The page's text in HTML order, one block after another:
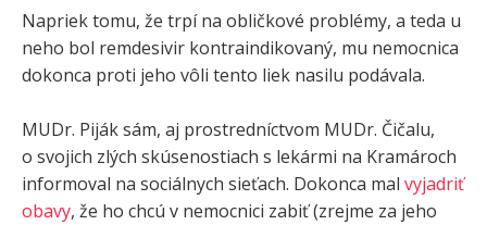
Napriek tomu, že trpí na obličkové problémy, a teda u
neho bol remdesivir kontraindikovaný, mu nemocnica
dokonca proti jeho vôli tento liek nasilu podávala.
MUDr. Piják sám, aj prostredníctvom MUDr. Čičalu,
o svojich zlých skúsenostiach s lekármi na Kramároch
informoval na sociálnych sieťach. Dokonca mal vyjadriť
obavy, že ho chcú v nemocnici zabiť (zrejme za jeho